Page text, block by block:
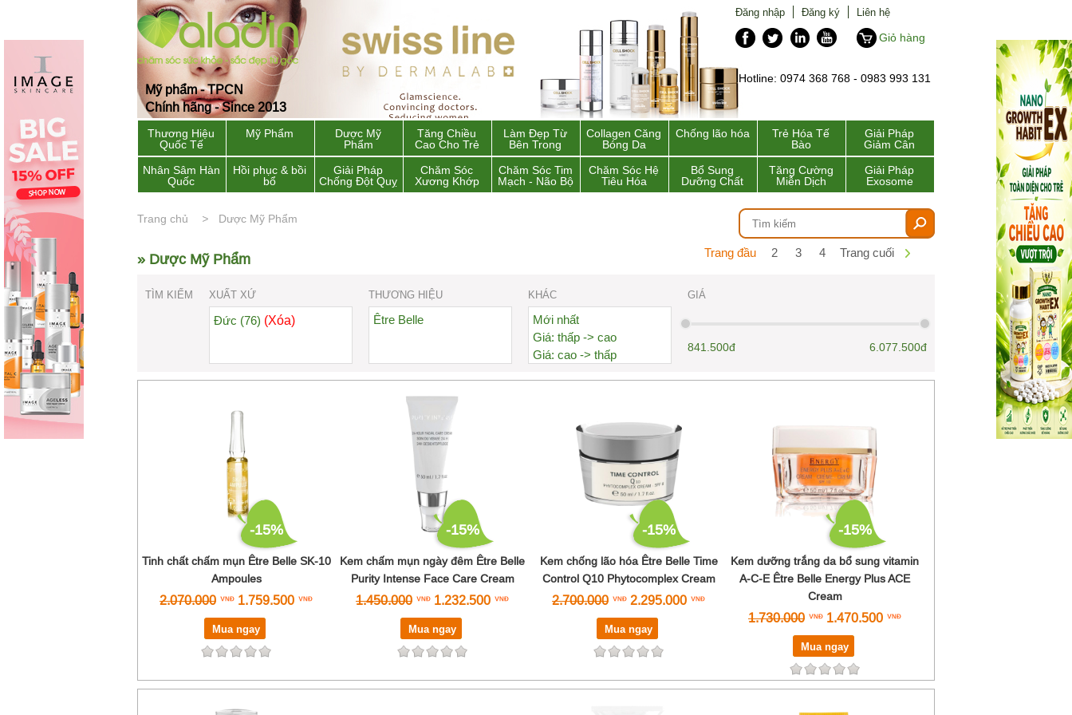
Mỹ phẩm - TPCN
Chính hãng - Since 2013
Đăng nhập Đăng ký
Liên hệ
Giỏ hàng
Hotline: 0974 368 768 - 0983 993 131
Thương Hiệu
Quốc Tế
Mỹ Phẩm
Dược Mỹ
Phẩm
Tăng Chiều
Cao Cho Trẻ
Làm Đẹp Từ
Bên Trong
Collagen Căng
Bóng Da
Chống lão hóa
Trẻ Hóa Tế
Bào
Giải Pháp
Giảm Cân
Nhân Sâm Hàn
Quốc
Hồi phục & bồi
bổ
Giải Pháp
Chống Đột Quỵ
Chăm Sóc
Xương Khớp
Chăm Sóc Tim
Mạch - Não Bộ
Chăm Sóc Hệ
Tiêu Hóa
Bổ Sung
Dưỡng Chất
Tăng Cường
Miễn Dịch
Giải Pháp
Exosome
Trang chủ Dược Mỹ Phẩm
» Dược Mỹ Phẩm Trang đầu 2 3 4 Trang cuối
TÌM KIẾM XUẤT XỨ
Đức (76) (Xóa)
THƯƠNG HIỆU
Être Belle
KHÁC
Mới nhất
Giá: thấp -> cao
Giá: cao -> thấp
Tên A->Z
GIÁ
841.500đ 6.077.500đ
-15%
Tinh chất chấm mụn Être Belle SK-10
Ampoules
2.070.000 1.759.500
Mua ngay
-15%
Kem chấm mụn ngày đêm Être Belle
Purity Intense Face Care Cream
1.450.000 1.232.500
Mua ngay
-15%
Kem chống lão hóa Être Belle Time
Control Q10 Phytocomplex Cream
2.700.000 2.295.000
Mua ngay
-15%
Kem dưỡng trắng da bổ sung vitamin
A-C-E Être Belle Energy Plus ACE
Cream
1.730.000 1.470.500
Mua ngay